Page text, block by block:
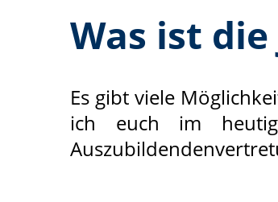
Was ist die
Es gibt viele
ich euch im